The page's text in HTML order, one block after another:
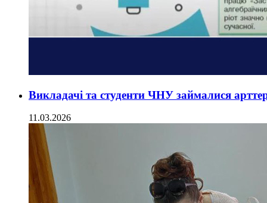
Викладачі та студенти ЧНУ займалися
11.03.2026